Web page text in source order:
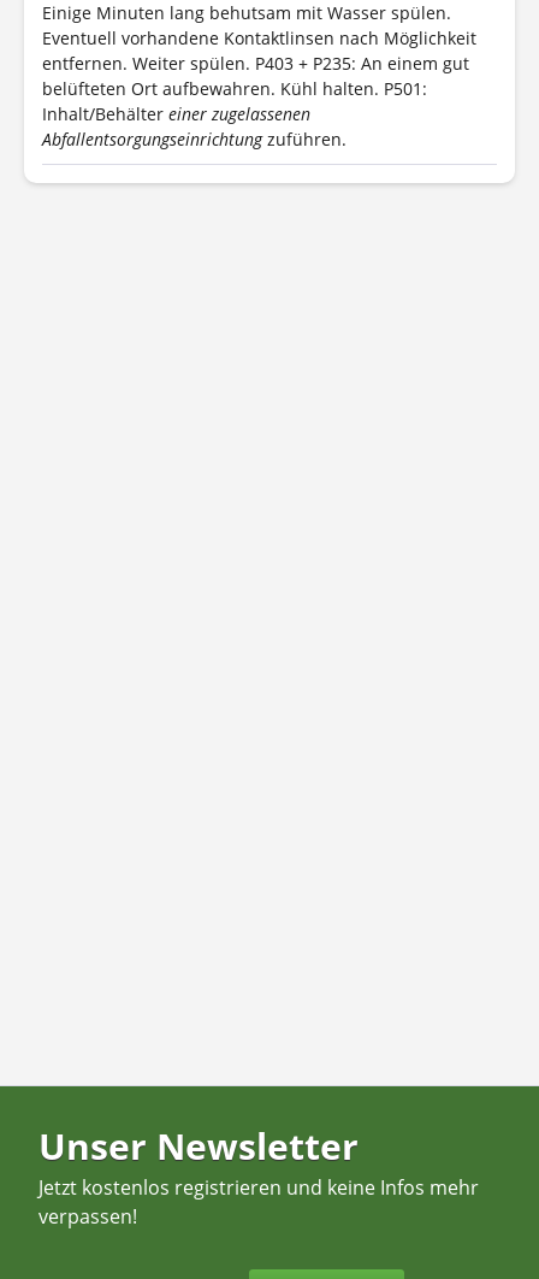
Einige Minuten lang behutsam mit Wasser spülen.
Eventuell vorhandene Kontaktlinsen nach Möglichkeit
entfernen. Weiter spülen. P403 + P235: An einem gut
belüfteten Ort aufbewahren. Kühl halten. P501:
Inhalt/Behälter einer zugelassenen
Abfallentsorgungseinrichtungzuführen.
Unser Newsletter
Jetzt kostenlos registrieren und keine Infos mehr
verpassen!